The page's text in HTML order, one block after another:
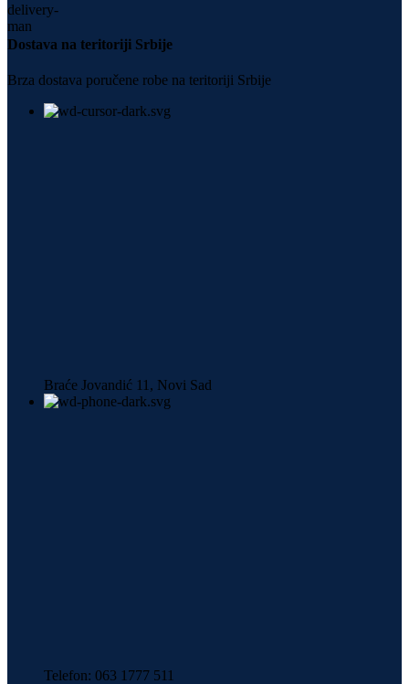
Dostava na teritoriji Srbije
Brza dostava poručene robe na teritoriji Srbije
Braće Jovandić 11, Novi Sad
Telefon: 063 1777 511